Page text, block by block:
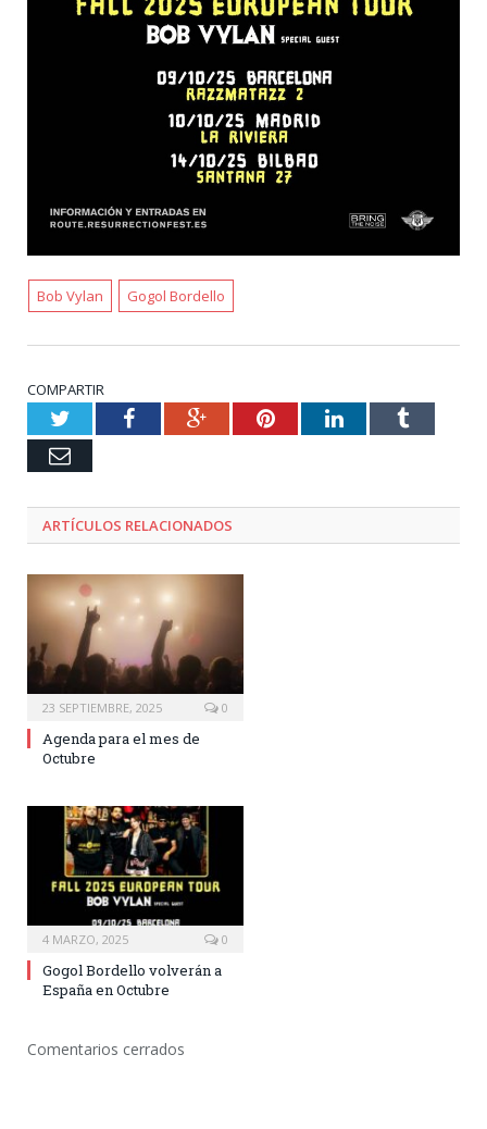
Bob Vylan Gogol Bordello
COMPARTIR
TwitterFacebookGoogle+PinterestLinkedInTumblr
Email
ARTÍCULOS RELACIONADOS
23 SEPTIEMBRE, 2025 0
Agenda para el mes de
Octubre
4 MARZO, 2025 0
Gogol Bordello volverán a
España en Octubre
Comentarios cerrados